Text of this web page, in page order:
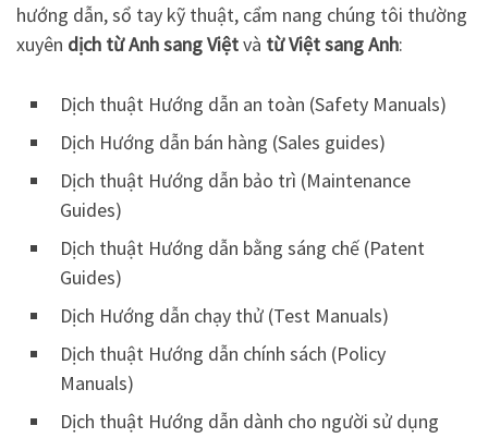
hướng dẫn, sổ tay kỹ thuật, cẩm nang chúng tôi thường
xuyên dịch từ Anh sang Việtvà từ Việt sang Anh:
Dịch thuật Hướng dẫn an toàn (Safety Manuals)
Dịch Hướng dẫn bán hàng (Sales guides)
Dịch thuật Hướng dẫn bảo trì (Maintenance
Guides)
Dịch thuật Hướng dẫn bằng sáng chế (Patent
Guides)
Dịch Hướng dẫn chạy thử (Test Manuals)
Dịch thuật Hướng dẫn chính sách (Policy
Manuals)
Dịch thuật Hướng dẫn dành cho người sử dụng